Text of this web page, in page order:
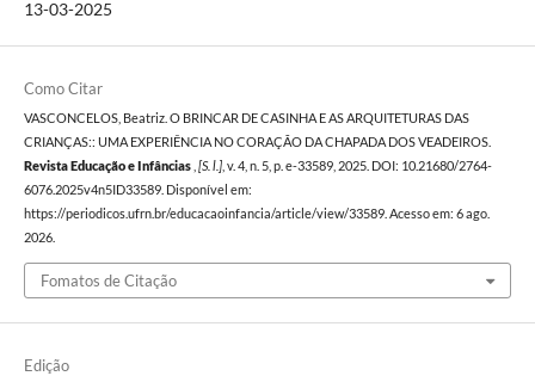
13-03-2025
Como Citar
VASCONCELOS, Beatriz. O BRINCAR DE CASINHA E AS ARQUITETURAS DAS
CRIANÇAS:: UMA EXPERIÊNCIA NO CORAÇÃO DA CHAPADA DOS VEADEIROS.
Revista Educação e Infâncias [S. l.], v. 4, n. 5, p. e-33589, 2025. DOI: 10.21680/2764-
6076.2025v4n5ID33589. Disponível em:
https://periodicos.ufrn.br/educacaoinfancia/article/view/33589. Acesso em: 6 ago.
2026.
Fomatos de Citação
Edição